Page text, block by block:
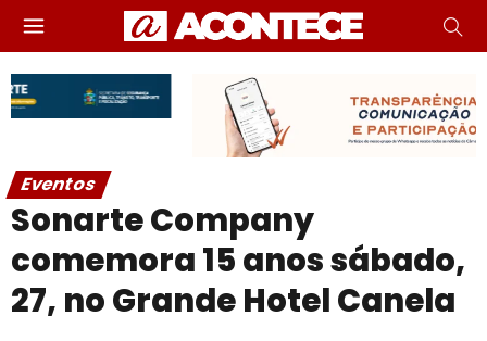
Eventos
Sonarte Company
comemora 15 anos sábado,
27, no Grande Hotel Canela